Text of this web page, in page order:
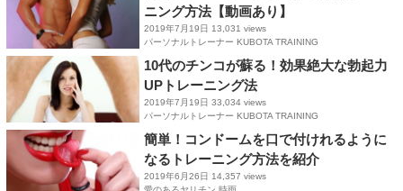
ニング方法【動画あり】
2019年7月19日 13,031 views
パーソナルトレーナー KUBOTA TRAINING
10代のチンコが蘇る！効果絶大な勃起力
UPトレーニング法
2019年7月19日 33,034 views
パーソナルトレーナー KUBOTA TRAINING
簡単！コンドームを口で付けれるように
なるトレーニング方法を紹介
2019年6月26日 14,357 views